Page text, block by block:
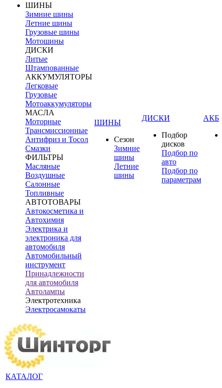
ШИНЫ
Зимние шины
Летние шины
Грузовые шины
Мотошины
ДИСКИ
Литые
Штампованные
АККУМУЛЯТОРЫ
Легковые
Грузовые
Мотоаккумуляторы
МАСЛА
Моторные
Трансмиссионные
Антифриз и Тосол
Смазки
ФИЛЬТРЫ
Масляные
Воздушные
Салонные
Топливные
АВТОТОВАРЫ
Автокосметика и
Автохимия
Электрика и
электроника для
автомобиля
Автомобильный
инструмент
Принадлежности
для автомобиля
Автолампы
Электротехника
Электросамокаты
ШИНЫ
Сезон
Зимние
шины
Летние
шины
ДИСКИ
Подбор
дисков
Подбор по
авто
Подбор по
параметрам
АКБ
КАТАЛОГ